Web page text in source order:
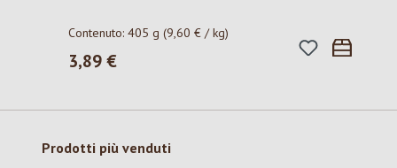
Contenuto:405 g(9,60 € / kg)
Prezzo normale:
3,89 €
Salta la galleria dei prodotti
Prodotti più venduti